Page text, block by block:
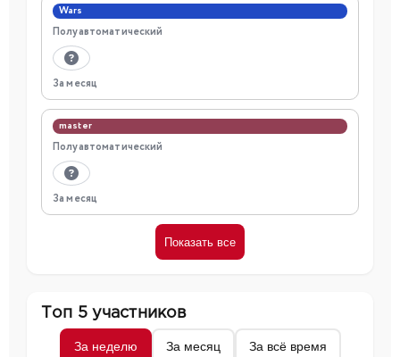
Wars
Полуавтоматический
За месяц
master
Полуавтоматический
За месяц
Показать все
Топ 5 участников
За неделю За месяц За всё время